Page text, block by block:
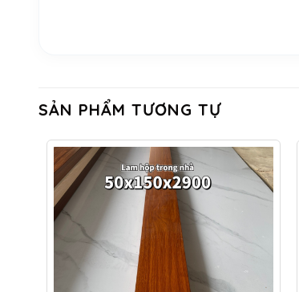
SẢN PHẨM TƯƠNG TỰ